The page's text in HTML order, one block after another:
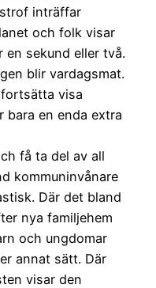
inträffar
och folk visar
en sekund eller två.
blir vardagsmat.
visa
bara en enda extra
få ta del av all
kommuninvånare
Där det bland
nya familjehem
och ungdomar
annat sätt. Där
visar den